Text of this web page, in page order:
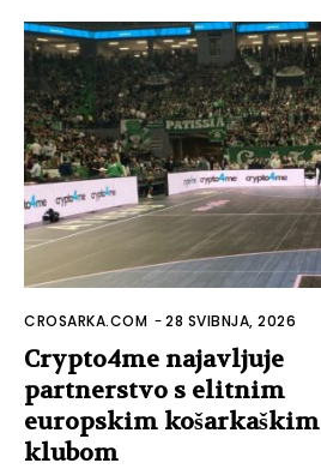
CROSARKA.COM -28 SVIBNJA, 2026
Crypto4me najavljuje
partnerstvo s elitnim
europskim košarkaškim
klubom